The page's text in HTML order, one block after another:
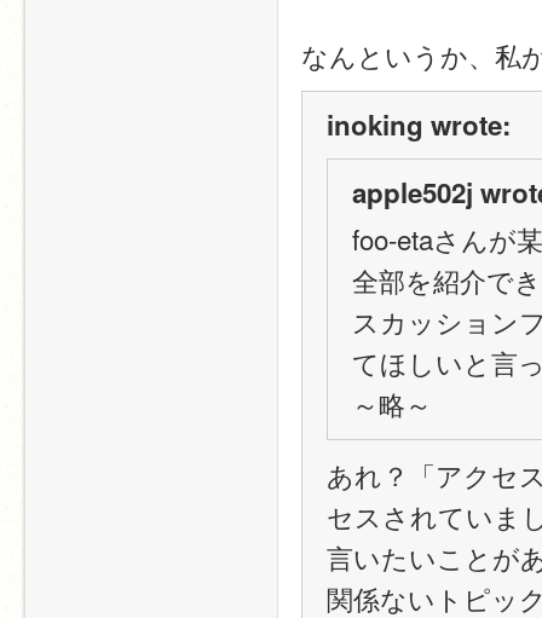
なんというか、私
inoking wrote:
apple502j
foo-etaさんが
全部を紹介で
スカッション
てほしいと言
～略～
あれ？「アクセ
セスされていま
言いたいことが
関係ないトピッ